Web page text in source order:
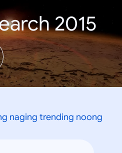
2015
naging trending noong